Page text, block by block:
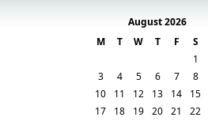
August 2026
M
T W T F S
1
3
4 5 6 7 8
10
11 12 13 14 15
17
18 19 20 21 22